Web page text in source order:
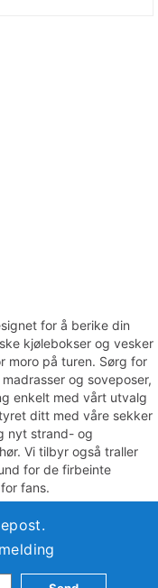
for å berike din
kjølebokser og vesker
moro på turen. Sørg for
og soveposer,
enkelt med vårt utvalg
ditt med våre sekker
nyt strand- og
Vi tilbyr også traller
for de firbeinte
fans.